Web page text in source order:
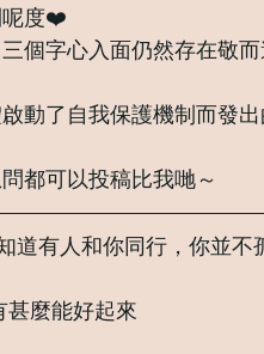
呢度❤️
個字心入面仍然存在敬
動了自我保護機制而發
都可以投稿比我哋～
道有人和你同行，你並不
甚麼能好起來